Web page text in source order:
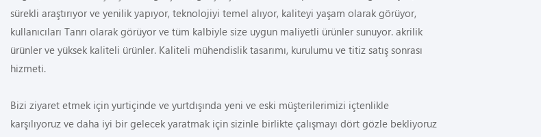
sürekli araştırıyor ve yenilik yapıyor, teknolojiyi temel alıyor, kaliteyi yaşam olarak görüyor,
kullanıcıları Tanrı olarak görüyor ve tüm kalbiyle size uygun maliyetli ürünler sunuyor. akrilik
ürünler ve yüksek kaliteli ürünler. Kaliteli mühendislik tasarımı, kurulumu ve titiz satış sonrası
hizmeti.
Bizi ziyaret etmek için yurtiçinde ve yurtdışında yeni ve eski müşterilerimizi içtenlikle
karşılıyoruz ve daha iyi bir gelecek yaratmak için sizinle birlikte çalışmayı dört gözle bekliyoruz